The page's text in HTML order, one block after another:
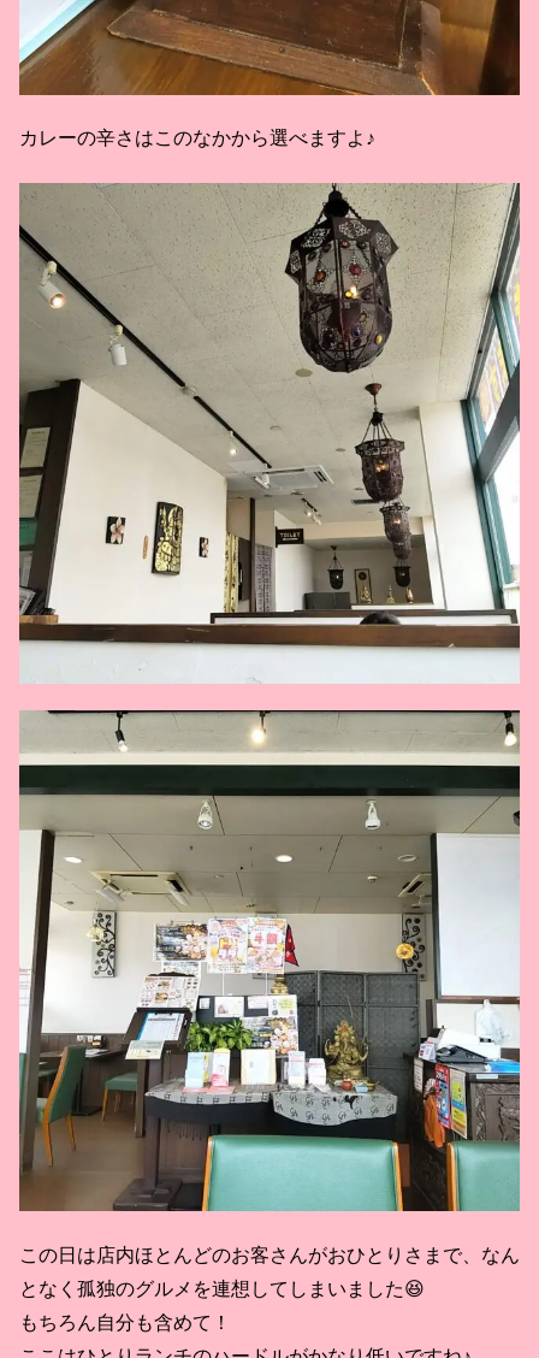
カレーの辛さはこのなかから選べますよ♪
この日は店内ほとんどのお客さんがおひとりさまで、なん
となく孤独のグルメを連想してしまいました😆
もちろん自分も含めて！